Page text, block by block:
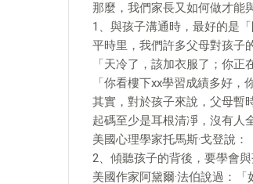
那麼，我們家長又如何做才能
1、與孩子溝通時，最好的是「
平時里，我們許多父母對孩子
「天冷了，該加衣服了；你正
「你看樓下xx學習成績多好，
其實，對於孩子來說，父母暫
起碼至少是耳根清凈，沒有人
美國心理學家托馬斯·戈登說
2、傾聽孩子的背後，要學會與
美國作家阿黛爾·法伯說過：